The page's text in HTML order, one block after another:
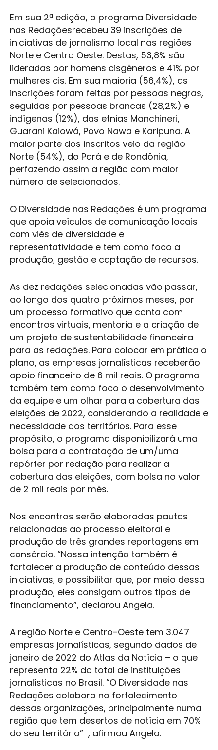
Em sua 2ª edição, o programa Diversidade
nas Redaçõesrecebeu 39 inscrições de
iniciativas de jornalismo local nas regiões
Norte e Centro Oeste. Destas, 53,8% são
lideradas por homens cisgêneros e 41% por
mulheres cis. Em sua maioria (56,4%), as
inscrições foram feitas por pessoas negras,
seguidas por pessoas brancas (28,2%) e
indígenas (12%), das etnias Manchineri,
Guarani Kaiowá, Povo Nawa e Karipuna. A
maior parte dos inscritos veio da região
Norte (54%), do Pará e de Rondônia,
perfazendo assim a região com maior
número de selecionados.
O Diversidade nas Redações é um programa
que apoia veículos de comunicação locais
com viés de diversidade e
representatividade e tem como foco a
produção, gestão e captação de recursos.
As dez redações selecionadas vão passar,
ao longo dos quatro próximos meses, por
um processo formativo que conta com
encontros virtuais, mentoria e a criação de
um projeto de sustentabilidade financeira
para as redações. Para colocar em prática o
plano, as empresas jornalísticas receberão
apoio financeiro de 6 mil reais. O programa
também tem como foco o desenvolvimento
da equipe e um olhar para a cobertura das
eleições de 2022, considerando a realidade e
necessidade dos territórios. Para esse
propósito, o programa disponibilizará uma
bolsa para a contratação de um/uma
repórter por redação para realizar a
cobertura das eleições, com bolsa no valor
de 2 mil reais por mês.
Nos encontros serão elaboradas pautas
relacionadas ao processo eleitoral e
produção de três grandes reportagens em
consórcio. “Nossa intenção também é
fortalecer a produção de conteúdo dessas
iniciativas, e possibilitar que, por meio dessa
produção, eles consigam outros tipos de
financiamento”, declarou Angela.
A região Norte e Centro-Oeste tem 3.047
empresas jornalísticas, segundo dados de
janeiro de 2022 do Atlas da Notícia – o que
representa 22% do total de instituições
jornalísticas no Brasil. “O Diversidade nas
Redações colabora no fortalecimento
dessas organizações, principalmente numa
região que tem desertos de notícia em 70%
do seu território” , afirmou Angela.